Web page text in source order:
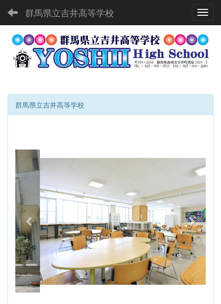
群馬県立吉井高等学校
群馬県立吉井高等学校
e
v
s
x
t